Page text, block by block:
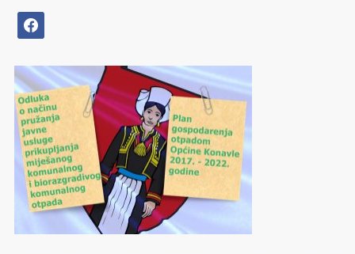
facebook